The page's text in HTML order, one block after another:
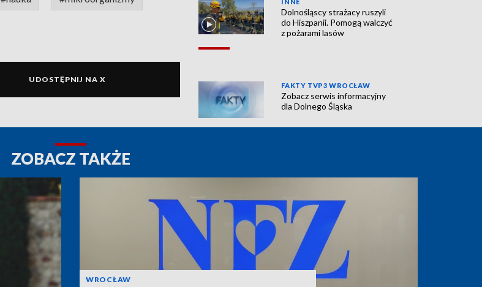
UDOSTĘPNIJ NA X
Dolnośląscy strażacy ruszyli
do Hiszpanii. Pomogą walczyć
z pożarami lasów
FAKTY TVP3 WROCŁAW
Zobacz serwis informacyjny
dla Dolnego Śląska
ZOBACZ TAKŻE
WROCŁAW